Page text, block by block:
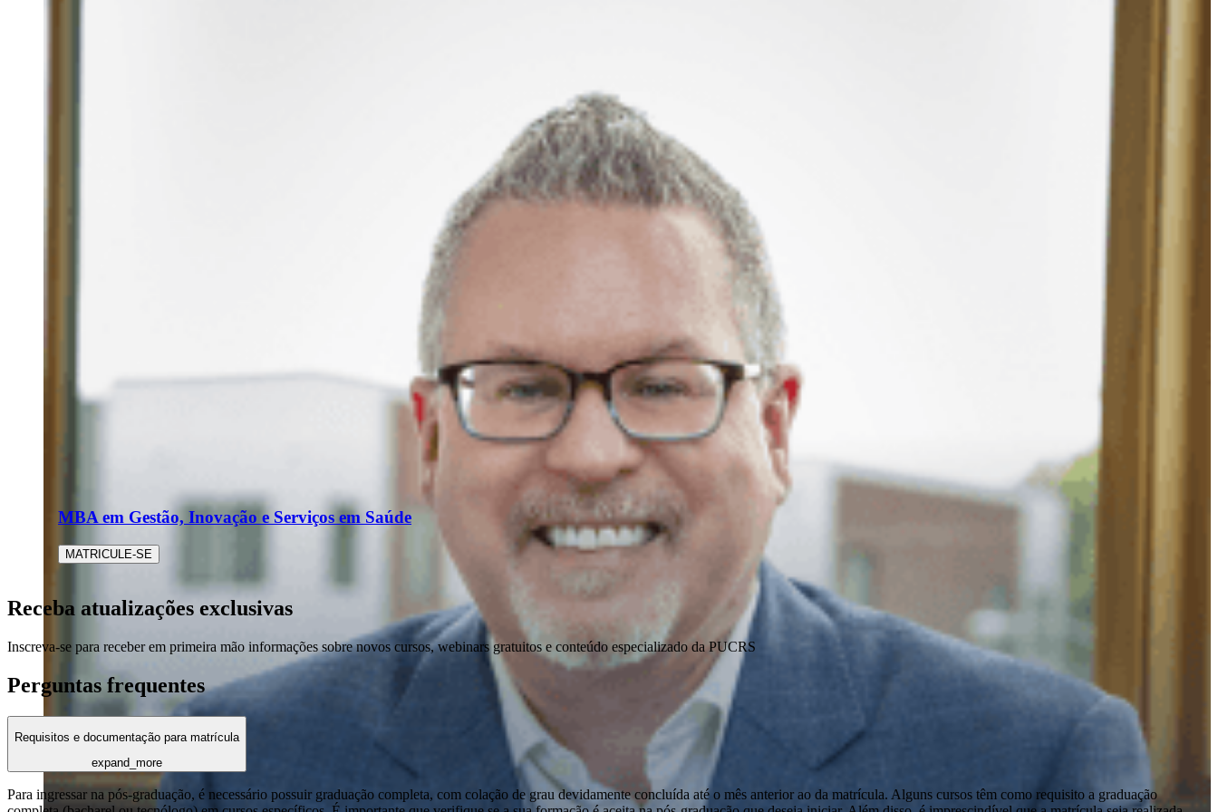
MBA em Gestão, Inovação e Serviços em Saúde
MATRICULE-SE
Receba atualizações exclusivas
Inscreva-se para receber em primeira mão informações sobre novos cursos, webinars gratuitos e conteúdo especializado da PUCRS
Perguntas frequentes
Requisitos e documentação para matrícula
expand_more
Para ingressar na pós-graduação, é necessário possuir graduação completa, com colação de grau devidamente concluída até o mês anterior ao da matrícula. Alguns cursos têm como requisito a graduação